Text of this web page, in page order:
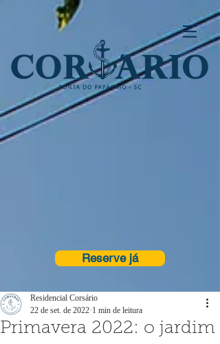
Reserve já
Primavera 2022: o jardim
Residencial Corsário
22 de set. de 2022 1 min de leitura